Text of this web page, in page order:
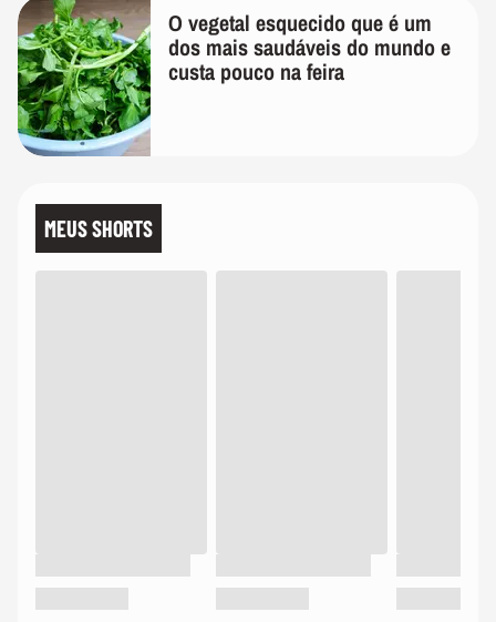
O vegetal esquecido que é um
dos mais saudáveis do mundo e
custa pouco na feira
MEUS SHORTS